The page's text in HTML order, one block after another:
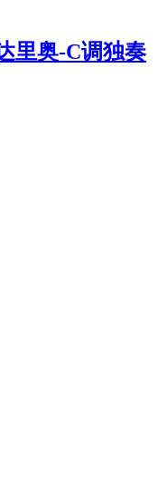
里奥-C调独奏